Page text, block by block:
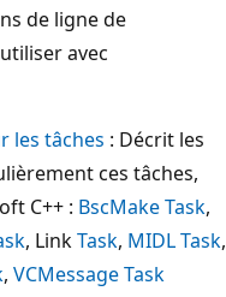
de ligne de
avec
les tâches : Décrit les
ces tâches,
C++ : BscMake Task,
, LinkTask, MIDL Task,
, VCMessage Task